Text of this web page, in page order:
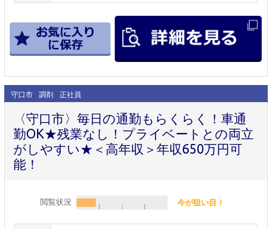
守口市 調剤 正社員
〈守口市〉毎日の通勤もらくらく！車通
勤OK★残業なし！プライベートとの両立
がしやすい★＜高年収＞年収650万円可
能！
閲覧状況 今が狙い目！